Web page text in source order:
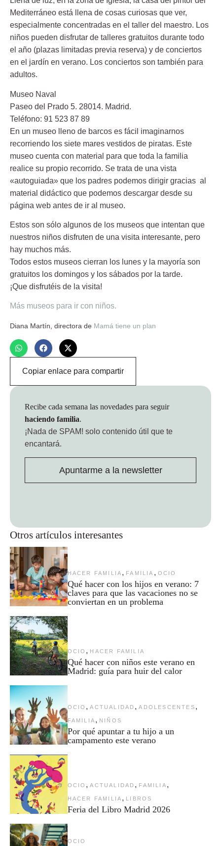
Mediterráneo está llena de cosas curiosas que ver,
especialmente concentradas en el taller del maestro. Los
niños pueden disfrutar de talleres gratuitos durante todo
el año (plazas limitadas previa reserva) y de conciertos
en el jardín en verano. Los conciertos son también para
adultos.
Museo Naval
Paseo del Prado 5. 28014. Madrid.
Teléfono: 91 523 87 89
En un museo lleno de barcos es fácil imaginarnos
recorriendo los siete mares vestidos de piratas. Este
museo cuenta con material para que toda la familia
realice su propio recorrido. Se trata de una vista
«autoguiada» que los padres podemos dirigir gracias al
material didáctico que podemos descargar desde su
página web antes de ir al museo.
Estos son sólo algunos de los museos que intentan que
nuestros niños disfruten de una visita interesante, pero
hay muchos más.
Todos estos museos cierran los lunes y la mayoría son
gratuitos los domingos y los sábados por la tarde.
¡Que disfrutéis de la visita!
Más museos para ir con niños.
Diana Martín , directora de Mamá tiene un plan
Copiar enlace para compartir
Otros artículos interesantes
HACER FAMILIA , FAMILIA , OCIO
Qué hacer con los hijos en verano: 7
claves para que las vacaciones no se
conviertan en un problema
OCIO , HACER FAMILIA
Qué hacer con niños este verano en
Madrid: guía para huir del calor
OCIO , ACTUALIDAD , ADOLESCENTES ,
FAMILIA , NIÑOS
Por qué apuntar a tu hijo a un
campamento este verano
OCIO , ACTUALIDAD , FAMILIA ,
HACER FAMILIA , LIBROS
Feria del Libro Madrid 2026
OCIO
Recibe cada semana las novedades para seguir
haciendo familia.
¡Nada de SPAM! solo contenido útil que te
encantará.
Apuntarme a la newsletter